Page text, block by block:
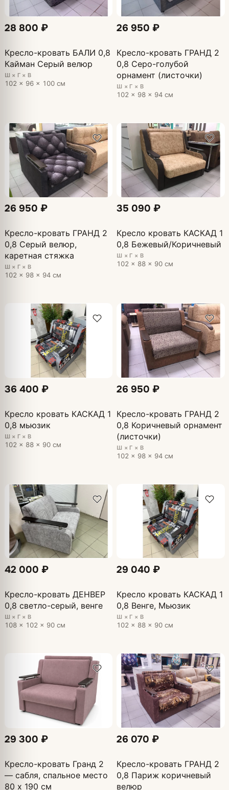
28 800 ₽
Кресло-кровать БАЛИ 0,8
Кайман Серый велюр
Ш × Г × В
102 × 96 × 100 см
26 950 ₽
Кресло-кровать ГРАНД 2
0,8 Серо-голубой
орнамент (листочки)
Ш × Г × В
102 × 98 × 94 см
26 950 ₽
Кресло-кровать ГРАНД 2
0,8 Серый велюр,
каретная стяжка
Ш × Г × В
102 × 98 × 94 см
35 090 ₽
Кресло кровать КАСКАД 1
0,8 Бежевый/Коричневый
Ш × Г × В
102 × 88 × 90 см
36 400 ₽
Кресло кровать КАСКАД 1
0,8 мьюзик
Ш × Г × В
102 × 88 × 90 см
26 950 ₽
Кресло-кровать ГРАНД 2
0,8 Коричневый орнамент
(листочки)
Ш × Г × В
102 × 98 × 94 см
42 000 ₽
Кресло-кровать ДЕНВЕР
0,8 светло-серый, венге
Ш × Г × В
108 × 102 × 90 см
29 040 ₽
Кресло кровать КАСКАД 1
0,8 Венге, Мьюзик
Ш × Г × В
102 × 88 × 90 см
29 300 ₽
Кресло-кровать Гранд 2
— сабля, спальное место
80 х 190 см
26 070 ₽
Кресло-кровать ГРАНД 2
0,8 Париж коричневый
велюр